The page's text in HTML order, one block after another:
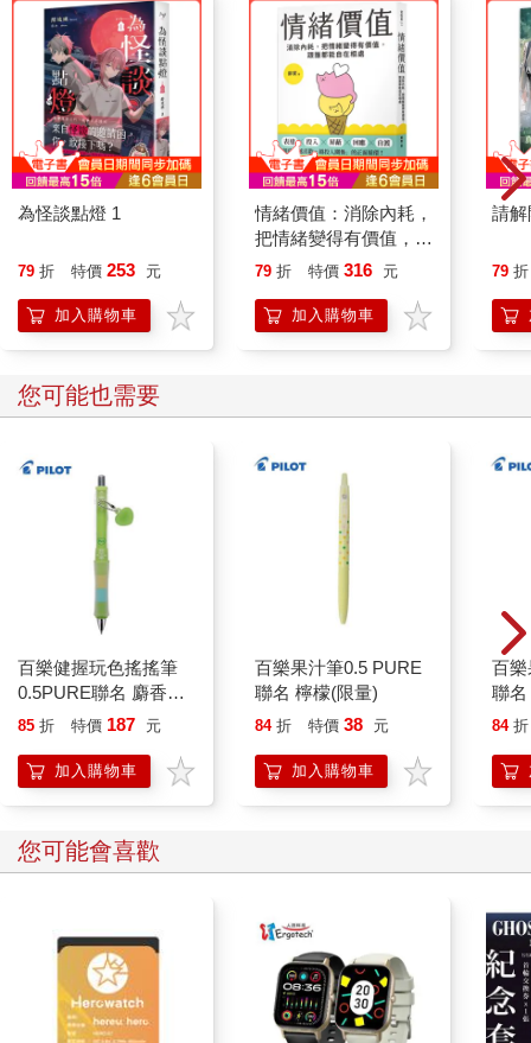
為怪談點燈 1
79 折 特價 253 元
加入購物車
情緒價值：消除內耗，
把情緒變得有價值，跟
誰都能自在相處
79 折 特價 316 元
加入購物車
請解
79 折
您可能也需要
百樂健握玩色搖搖筆
0.5PURE聯名 麝香葡
萄(限量)
85 折 特價 187 元
加入購物車
百樂果汁筆0.5 PURE
聯名 檸檬(限量)
84 折 特價 38 元
加入購物車
百
聯
84 折
您可能會喜歡